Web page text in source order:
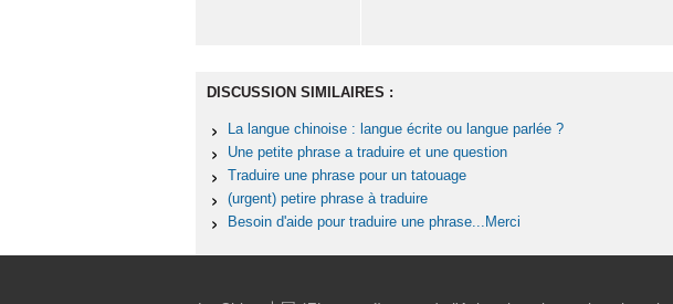
DISCUSSION SIMILAIRES :
La langue chinoise : langue écrite ou langue parlée ?
Une petite phrase a traduire et une question
Traduire une phrase pour un tatouage
(urgent) petire phrase à traduire
Besoin d'aide pour traduire une phrase...Merci